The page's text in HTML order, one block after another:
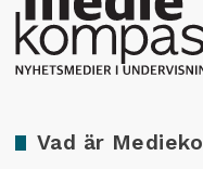
Vad är
Producerad